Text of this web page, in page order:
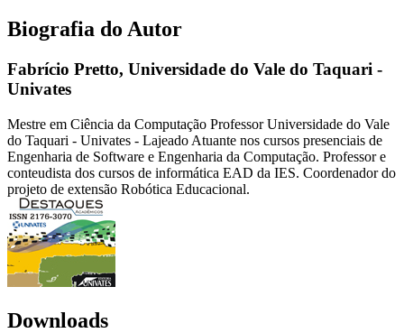
Biografia do Autor
Fabrício Pretto, Universidade do Vale do Taquari -
Univates
Mestre em Ciência da Computação Professor Universidade do Vale
do Taquari - Univates - Lajeado Atuante nos cursos presenciais de
Engenharia de Software e Engenharia da Computação. Professor e
conteudista dos cursos de informática EAD da IES. Coordenador do
projeto de extensão Robótica Educacional.
Downloads